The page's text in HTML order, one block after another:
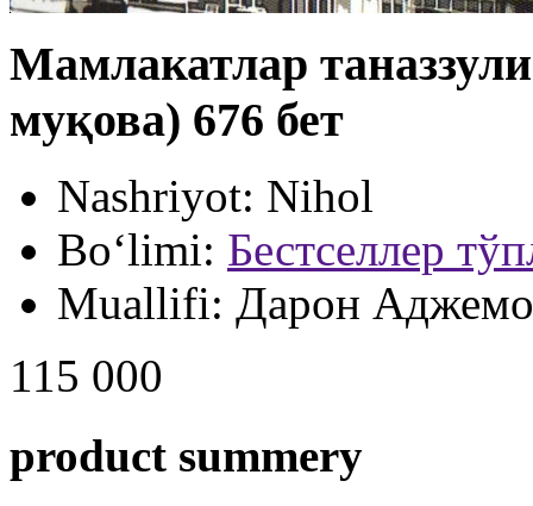
Мамлакатлар
муқова) 676 бет
Nashriyot: Nihol
Bo‘limi: Бестселлер
Muallifi: Дарон
115 000
product summery